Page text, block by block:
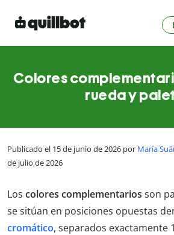
Colores
rueda y
Publicado el 15 de junio de 2026 por María
de julio de 2026
Los colores complementarios son
se sitúan en posiciones opuestas
cromático, separados exactamente